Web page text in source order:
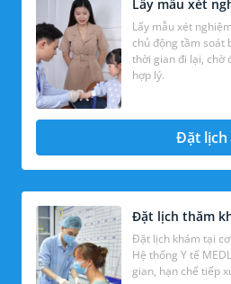
Lấy mẫu xét
Lấy mẫu xét
chủ động tầm soát
thời gian đi lại, chờ đợi kết quả với mức chi phí
hợp lý.
Đặt lịch
Đặt lịch thăm
Đặt lịch khám tại
Hệ thống Y tế